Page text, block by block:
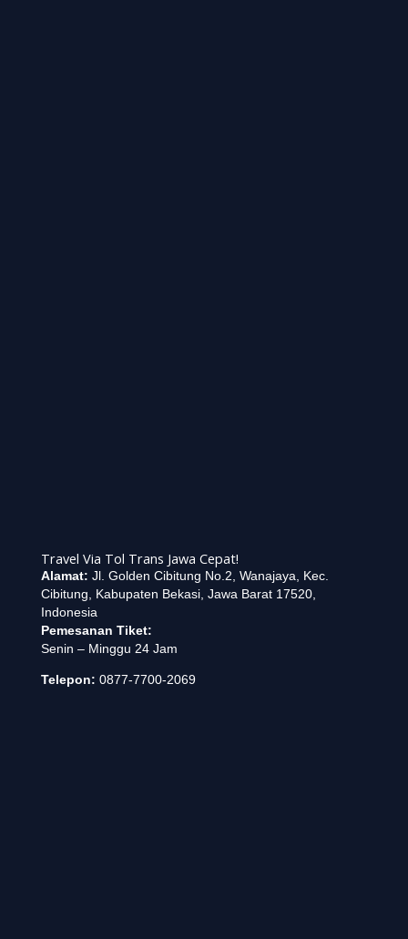
Travel Via Tol Trans Jawa Cepat!
Alamat: Jl. Golden Cibitung No.2, Wanajaya, Kec.
Cibitung, Kabupaten Bekasi, Jawa Barat 17520,
Indonesia
Pemesanan Tiket:
Senin – Minggu 24 Jam
Telepon: 0877-7700-2069